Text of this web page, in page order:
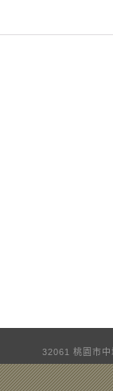
32061 桃園市